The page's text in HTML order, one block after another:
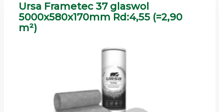
Ursa Frametec 37 glaswol
5000x580x170mm Rd:4,55 (=2,90
m²)